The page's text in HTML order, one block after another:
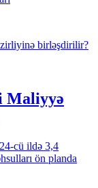
Maliyyə